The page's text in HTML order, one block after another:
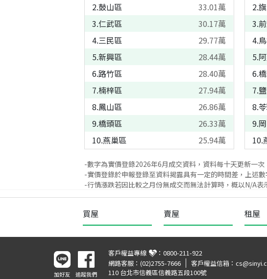
2.鼓山區 33.01萬
3.仁武區 30.17萬
4.三民區 29.77萬
5.新興區 28.44萬
6.路竹區 28.40萬
7.楠梓區 27.94萬
8.鳳山區 26.86萬
9.橋頭區 26.33萬
10.燕巢區 25.94萬
2.
3.
4.
5.
6.
7.
8.
9.
10.
-數字為實價登錄2026年6月成交資料，資料每十天更新一
-實價登錄於申報登錄至資料揭露具有一定的時間差，上述數
-行情漲跌若因比較之月份無成交而無法計算時，概以N/A表
買屋 賣屋 租屋
加好友 追蹤我們
客戶權益專線 ： 0800-211-922
網路客服： (02)2755-7666 客戶權益信箱：
110 台北市信義區信義路五段100號